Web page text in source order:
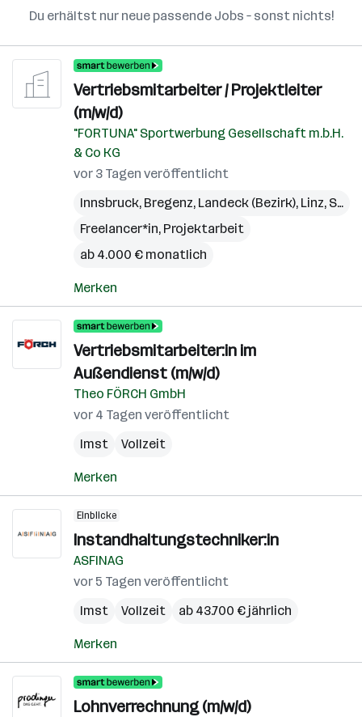
Du erhältst nur neue passende Jobs – sonst nichts!
Vertriebsmitarbeiter / Projektleiter
(m/w/d)
"FORTUNA" Sportwerbung Gesellschaft m.b.H.
& Co KG
vor 3 Tagen veröffentlicht
Innsbruck, Bregenz, Landeck (Bezirk), Linz, St. Pölten
Freelancer*in, Projektarbeit
ab 4.000 € monatlich
Merken
Vertriebsmitarbeiter:in im
Außendienst (m/w/d)
Theo FÖRCH GmbH
vor 4 Tagen veröffentlicht
Imst
Vollzeit
Merken
Einblicke
Instandhaltungstechniker:in
ASFINAG
vor 5 Tagen veröffentlicht
Imst
Vollzeit ab 43.700 € jährlich
Merken
Lohnverrechnung (m/w/d)